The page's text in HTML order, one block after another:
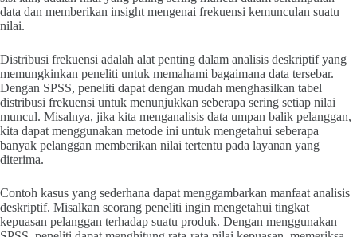
data dan memberikan insight mengenai frekuensi kemunculan suatu
nilai.
Distribusi frekuensi adalah alat penting dalam analisis deskriptif yang
memungkinkan peneliti untuk memahami bagaimana data tersebar.
Dengan SPSS, peneliti dapat dengan mudah menghasilkan tabel
distribusi frekuensi untuk menunjukkan seberapa sering setiap nilai
muncul. Misalnya, jika kita menganalisis data umpan balik pelanggan,
kita dapat menggunakan metode ini untuk mengetahui seberapa
banyak pelanggan memberikan nilai tertentu pada layanan yang
diterima.
Contoh kasus yang sederhana dapat menggambarkan manfaat analisis
deskriptif. Misalkan seorang peneliti ingin mengetahui tingkat
kepuasan pelanggan terhadap suatu produk. Dengan menggunakan